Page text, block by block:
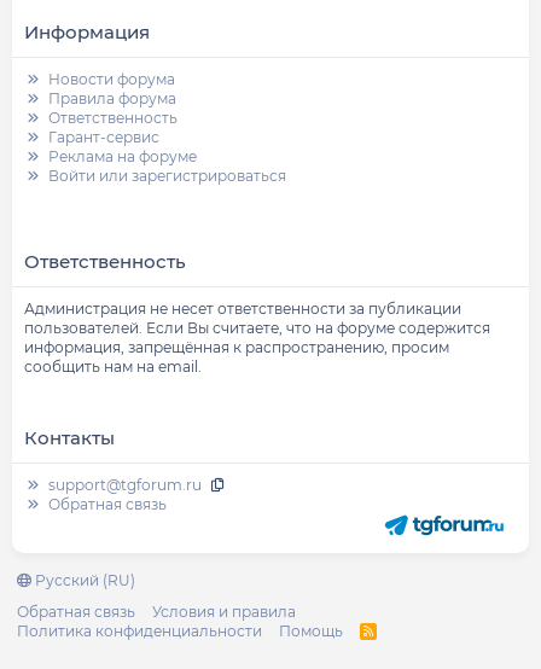
Информация
Новости форума
Правила форума
Ответственность
Гарант-сервис
Реклама на форуме
Войти или зарегистрироваться
Ответственность
Администрация не несет ответственности за публикации
пользователей. Если Вы считаете, что на форуме содержится
информация, запрещённая к распространению, просим
сообщить нам на email.
Контакты
support@tgforum.ru
Обратная связь
Русский (RU)
Обратная связь
Условия и правила
Политика конфиденциальности
Помощь
R